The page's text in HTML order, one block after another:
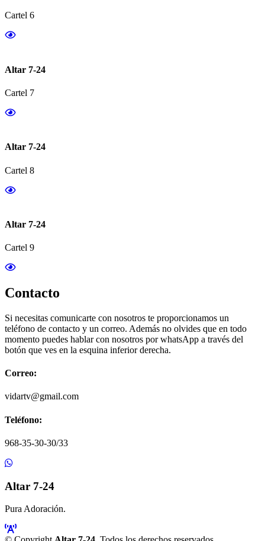
Cartel 6
Altar 7-24
Cartel 7
Altar 7-24
Cartel 8
Altar 7-24
Cartel 9
Contacto
Si necesitas comunicarte con nosotros te proporcionamos un
teléfono de contacto y un correo. Además no olvides que en todo
momento puedes hablar con nosotros por whatsApp a través del
botón que ves en la esquina inferior derecha.
Correo:
vidartv@gmail.com
Teléfono:
968-35-30-30/33
Altar 7-24
Pura Adoración.